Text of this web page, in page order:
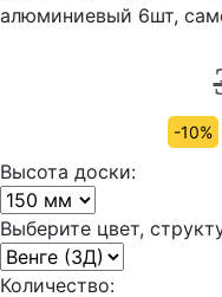
алюминиевый 6шт,
-10%
Высота доски:
Выберите цвет,
Количество: